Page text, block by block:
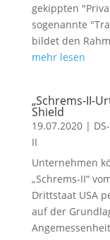
gekippten
sogenannte
bildet den
mehr lesen
„Schrems-II-
Shield
19.07.2020|
II
Unternehmen
„Schrems-II“
Drittstaat USA
auf der